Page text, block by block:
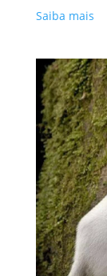
Saiba mais